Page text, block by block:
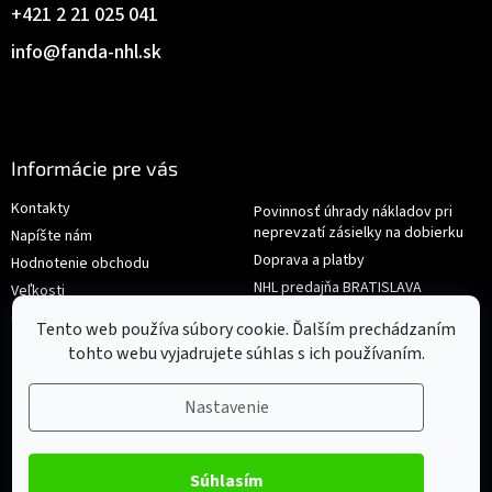
Tento web používa súbory cookie. Ďalším prechádzaním
tohto webu vyjadrujete súhlas s ich používaním.
Nastavenie
Súhlasím
info@fanda-nhl.sk
+421 2 21 025 041
Informácie pre vás
Kontakty
Napíšte nám
Hodnotenie obchodu
Veľkosti
Obchodné podmienky
Povinnosť úhrady nákladov pri
neprevzatí zásielky na dobierku
Doprava a platby
NHL predajňa BRATISLAVA
Reklamace/Výměna